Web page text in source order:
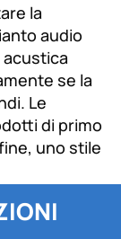
la
audio
se la
Le
di primo
uno stile